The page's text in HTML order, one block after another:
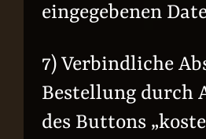
eingegebenen
7) Verbindliche
Bestellung durch
des Buttons